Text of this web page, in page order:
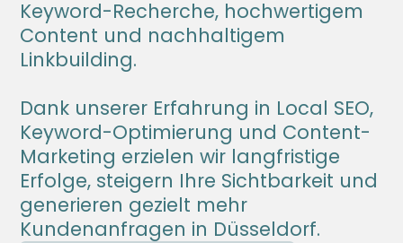
Keyword-Recherche, hochwertigem
Content und nachhaltigem
Linkbuilding.
Dank unserer Erfahrung in Local SEO,
Keyword-Optimierung und Content-
Marketing erzielen wir langfristige
Erfolge, steigern Ihre Sichtbarkeit und
generieren gezielt mehr
Kundenanfragen in Düsseldorf.